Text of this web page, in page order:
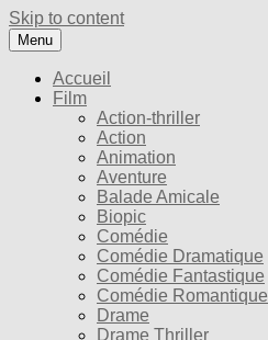
Skip to content
Menu
Accueil
Film
Action-thriller
Action
Animation
Aventure
Balade Amicale
Biopic
Comédie
Comédie Dramatique
Comédie Fantastique
Comédie Romantique
Drame
Drame Thriller